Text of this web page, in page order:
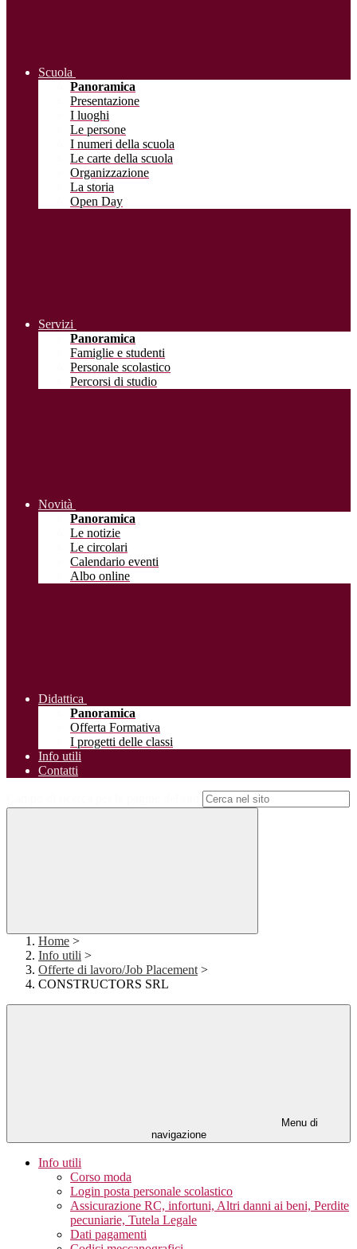
Scuola
Panoramica
Presentazione
I luoghi
Le persone
I numeri della scuola
Le carte della scuola
Organizzazione
La storia
Open Day
Servizi
Panoramica
Famiglie e studenti
Personale scolastico
Percorsi di studio
Novità
Panoramica
Le notizie
Le circolari
Calendario eventi
Albo online
Didattica
Panoramica
Offerta Formativa
I progetti delle classi
Info utili
Contatti
Home >
Info utili >
Offerte di lavoro/Job Placement >
CONSTRUCTORS SRL
Menu di
navigazione
Info utili
Corso moda
Login posta personale scolastico
Assicurazione RC, infortuni, Altri danni ai beni, Perdite
pecuniarie, Tutela Legale
Dati pagamenti